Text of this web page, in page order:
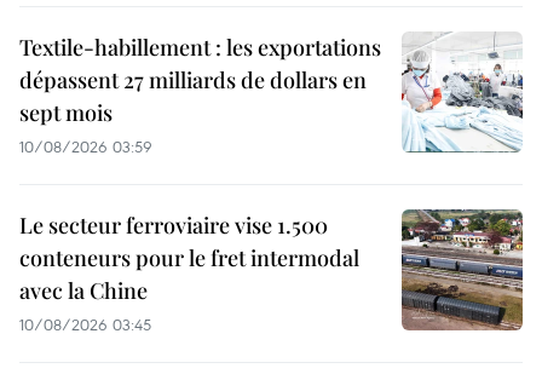
Textile-habillement : les exportations
dépassent 27 milliards de dollars en
sept mois
10/08/2026 03:59
Le secteur ferroviaire vise 1.500
conteneurs pour le fret intermodal
avec la Chine
10/08/2026 03:45